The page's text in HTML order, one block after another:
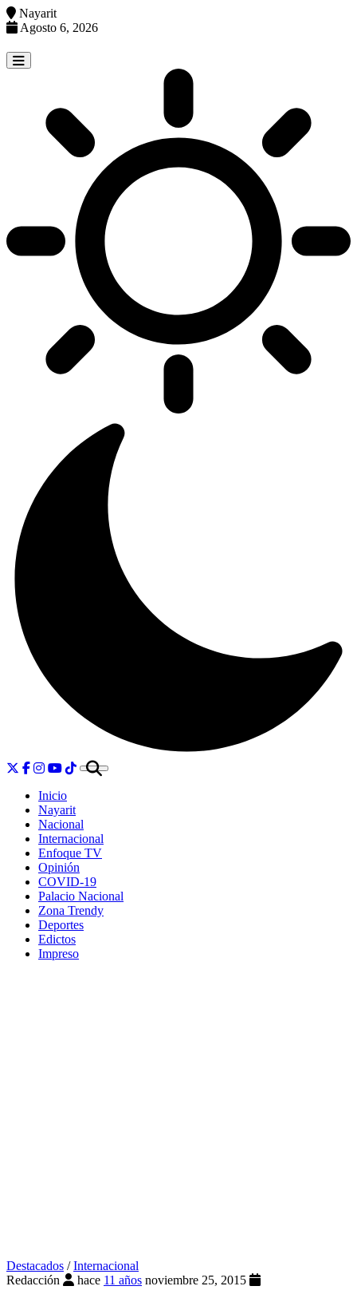
Nayarit
Agosto 6, 2026
to
content
Inicio
Nayarit
Nacional
Internacional
Enfoque TV
Opinión
COVID-19
Palacio Nacional
Zona Trendy
Deportes
Edictos
Impreso
Destacados /Internacional
Redacción
hace 11 años noviembre 25, 2015